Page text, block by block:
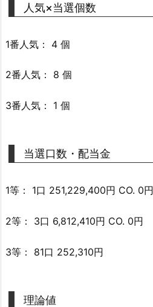
人気×当選個数
1番人気： 4 個
2番人気： 8 個
3番人気： 1 個
当選口数・配当金
1等： 1口 251,229,400円 CO. 0円
2等： 3口 6,812,410円 CO. 0円
3等： 81口 252,310円
理論値